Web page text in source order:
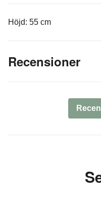
Höjd: 55 cm
Recensioner